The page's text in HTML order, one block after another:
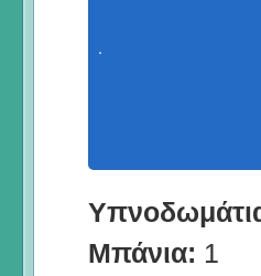
Μπάνια: 1